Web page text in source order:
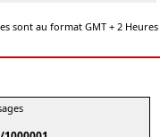
sont au format GMT + 2 Heures